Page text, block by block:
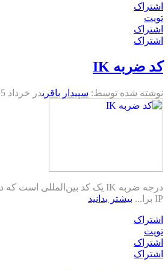
اشتراک
تویت
اشتراک
اشتراک
کد ضربه IK
نوشته شده توسط: سپیدار باقریدر خرداد 05, 1399
IP برا...
بیشتر بدانید
اشتراک
تویت
اشتراک
اشتراک